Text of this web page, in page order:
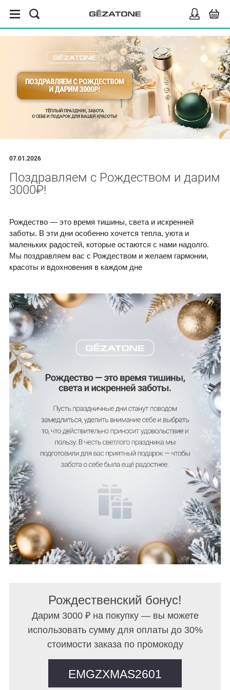
07.01.2026
Поздравляем с Рождеством и дарим
3000₽!
Рождество — это время тишины, света и искренней
заботы. В эти дни особенно хочется тепла, уюта и
маленьких радостей, которые остаются с нами надолго.
Мы поздравляем вас с Рождеством и желаем гармонии,
красоты и вдохновения в каждом дне
Рождественский бонус!
Дарим 3000 ₽ на покупку — вы можете
использовать сумму для оплаты до 30%
стоимости заказа по промокоду
EMGZXMAS2601